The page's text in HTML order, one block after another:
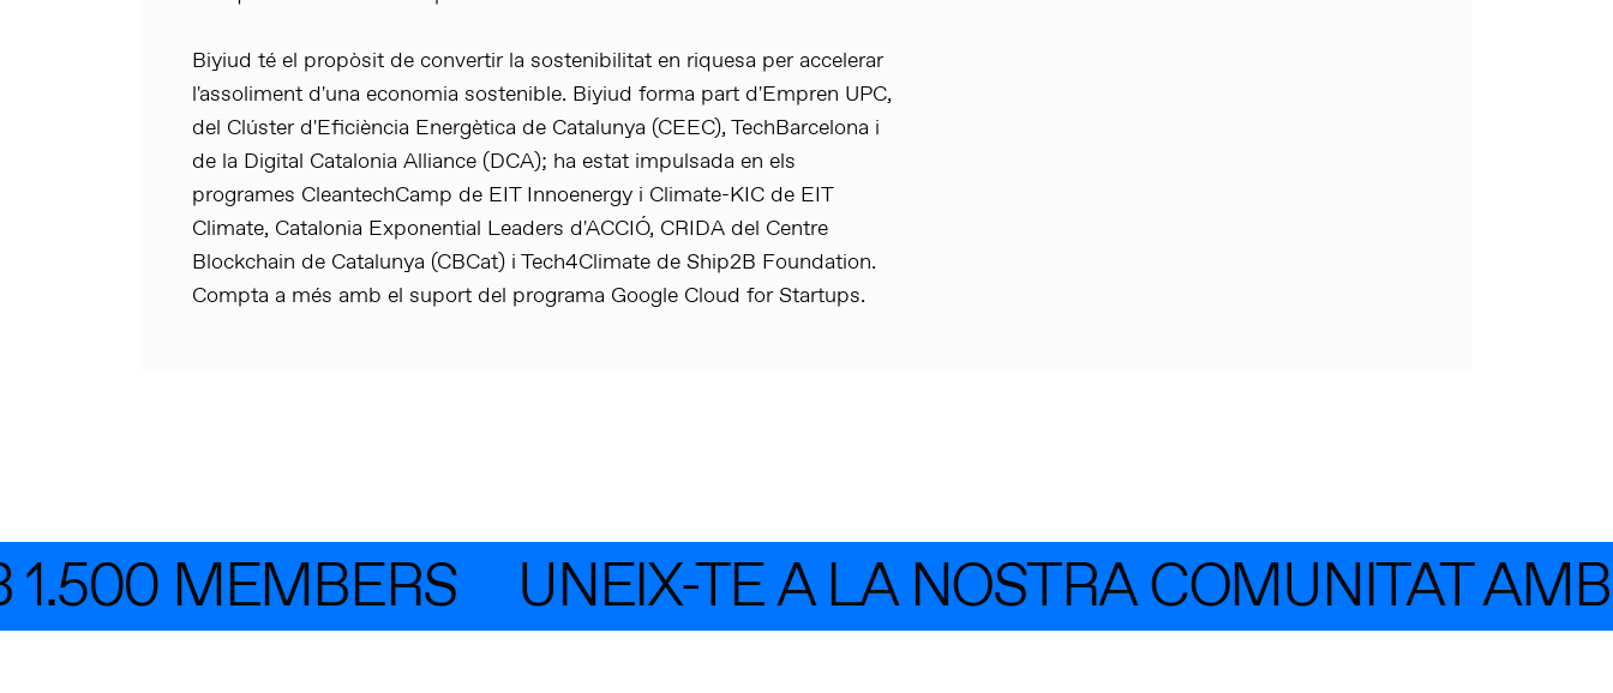
Biyiud té el propòsit de convertir la sostenibilitat en riquesa per accelerar
l'assoliment d'una economia sostenible. Biyiud forma part d'Empren UPC,
del Clúster d'Eficiència Energètica de Catalunya (CEEC), TechBarcelona i
de la Digital Catalonia Alliance (DCA); ha estat impulsada en els
programes CleantechCamp de EIT Innoenergy i Climate-KIC de EIT
Climate, Catalonia Exponential Leaders d'ACCIÓ, CRIDA del Centre
Blockchain de Catalunya (CBCat) i Tech4Climate de Ship2B Foundation.
Compta a més amb el suport del programa Google Cloud for Startups.
MEMBERS UNEIX-TE A LA NOSTRA COMUNITAT